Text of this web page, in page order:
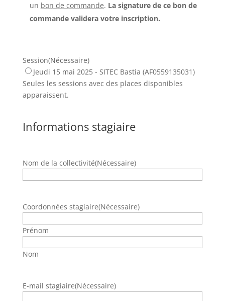
un bon de commande. La signature de ce bon de
commande validera votre inscription.
Session(Nécessaire)
Jeudi 15 mai 2025 - SITEC Bastia (AF0559135031)
Seules les sessions avec des places disponibles
apparaissent.
Informations stagiaire
Nom de la collectivité(Nécessaire)
Coordonnées stagiaire(Nécessaire)
Prénom
Nom
E-mail stagiaire(Nécessaire)